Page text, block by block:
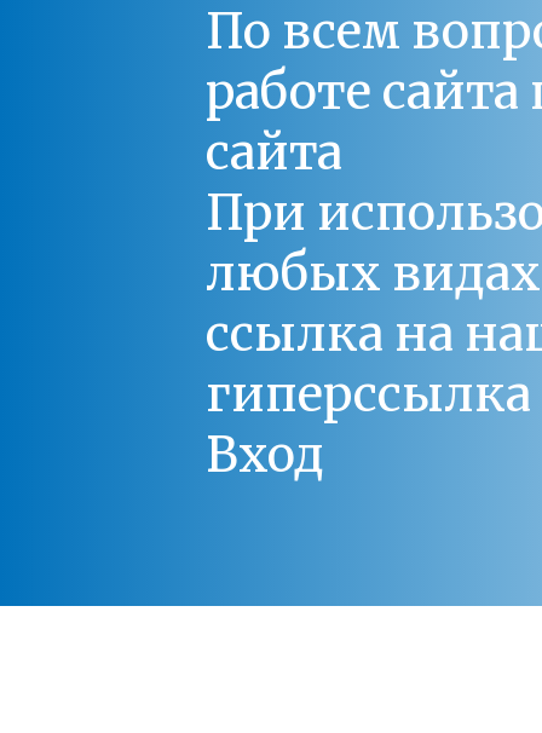
По всем
работе
сайта
При
любых
ссылка на
Вход